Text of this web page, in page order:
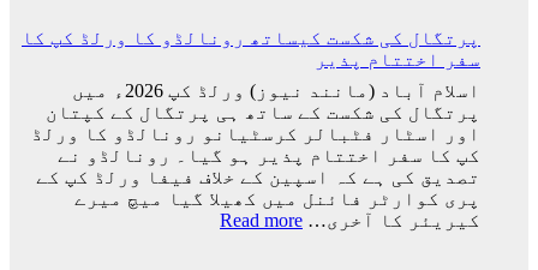
ہوگا:
فاطمہ
ثنا
اپنے
ترین
کھلاڑیوں
میں
سے
ایک
کو
کھو
پرتگال کی شکست کیساتھ رونالڈو کا ورلڈ کپ کا
سفر اختتام پذیر
اسلام آباد (مانند نیوز) ورلڈ کپ 2026ء میں
پرتگال کی شکست کے ساتھ ہی پرتگال کے کپتان
اور اسٹار فٹبالر کرسٹیانو رونالڈو کا ورلڈ
کپ کا سفر اختتام پذیر ہو گیا۔ رونالڈو نے
تصدیق کی ہے کہ اسپین کے خلاف فیفا ورلڈ کپ کے
پری کوارٹر فائنل میں کھیلا گیا میچ میرے
کیریئر کا آخری… Read more
: